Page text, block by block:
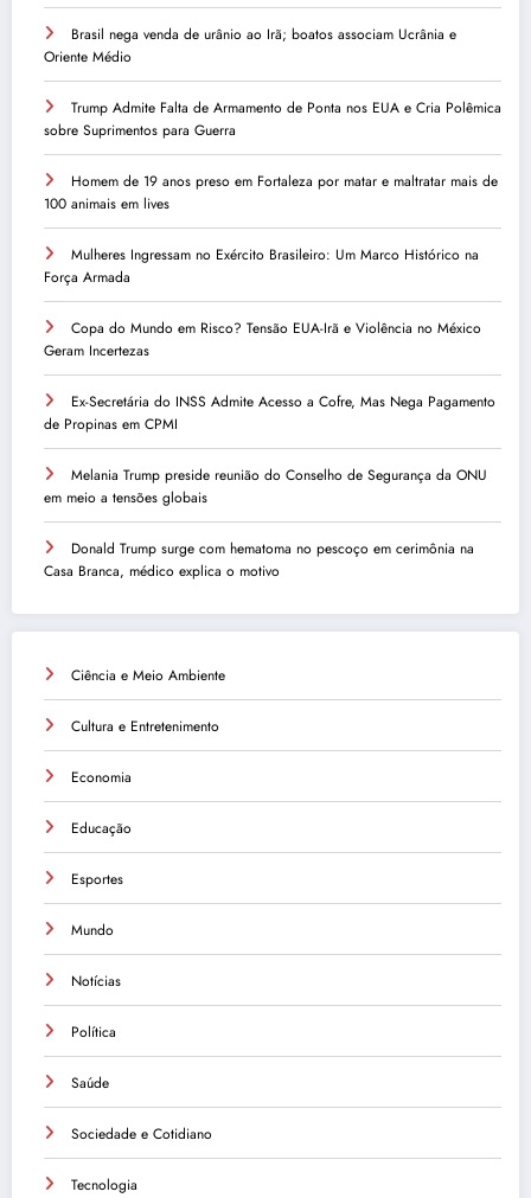
Brasil nega venda de urânio ao Irã; boatos associam Ucrânia e
Oriente Médio
Trump Admite Falta de Armamento de Ponta nos EUA e Cria Polêmica
sobre Suprimentos para Guerra
Homem de 19 anos preso em Fortaleza por matar e maltratar mais de
100 animais em lives
Mulheres Ingressam no Exército Brasileiro: Um Marco Histórico na
Força Armada
Copa do Mundo em Risco? Tensão EUA-Irã e Violência no México
Geram Incertezas
Ex-Secretária do INSS Admite Acesso a Cofre, Mas Nega Pagamento
de Propinas em CPMI
Melania Trump preside reunião do Conselho de Segurança da ONU
em meio a tensões globais
Donald Trump surge com hematoma no pescoço em cerimônia na
Casa Branca, médico explica o motivo
Ciência e Meio Ambiente
Cultura e Entretenimento
Economia
Educação
Esportes
Mundo
Notícias
Política
Saúde
Sociedade e Cotidiano
Tecnologia